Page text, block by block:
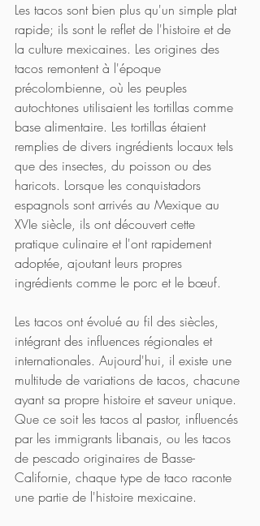
Les tacos sont bien plus qu'un simple plat
rapide; ils sont le reflet de l'histoire et de
la culture mexicaines. Les origines des
tacos remontent à l'époque
précolombienne, où les peuples
autochtones utilisaient les tortillas comme
base alimentaire. Les tortillas étaient
remplies de divers ingrédients locaux tels
que des insectes, du poisson ou des
haricots. Lorsque les conquistadors
espagnols sont arrivés au Mexique au
XVIe siècle, ils ont découvert cette
pratique culinaire et l'ont rapidement
adoptée, ajoutant leurs propres
ingrédients comme le porc et le bœuf.
Les tacos ont évolué au fil des siècles,
intégrant des influences régionales et
internationales. Aujourd'hui, il existe une
multitude de variations de tacos, chacune
ayant sa propre histoire et saveur unique.
Que ce soit les tacos al pastor, influencés
par les immigrants libanais, ou les tacos
de pescado originaires de Basse-
Californie, chaque type de taco raconte
une partie de l'histoire mexicaine.